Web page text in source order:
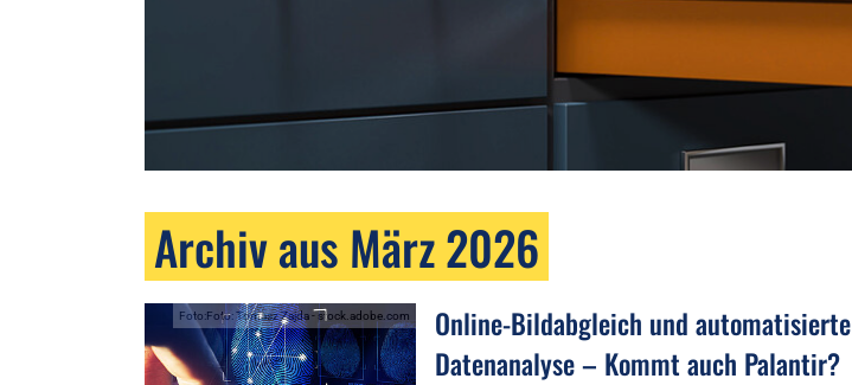
Archiv aus März 2026
Foto:Foto: Tomasz Zajda - stock.adobe.com
Online-Bildabgleich und automatisierte
Datenanalyse – Kommt auch Palantir?